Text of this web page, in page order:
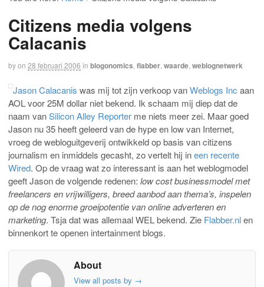
Citizens media volgens
Calacanis
byon 28 februari 2006 in blogonomics flabber waarde weblognetwerk
Jason Calacanis was mij tot zijn verkoop vanWeblogs Inc aan
AOL voor 25M dollar niet bekend. Ik schaam mij diep dat de
naam vanSilicon Alley Reporter me niets meer zei. Maar goed
Jason nu 35 heeft geleerd van de hype en low van Internet,
vroeg de webloguitgeverij ontwikkeld op basis van citizens
journalism en inmiddels gecasht, zo vertelt hij ineen recente
Wired. Op de vraag wat zo interessant is aan het weblogmodel
geeft Jason de volgende redenen: low cost businessmodel met
freelancers en vrijwilligers, breed aanbod aan thema’s, inspelen
op de nog enorme groeipotentie van online adverteren en
marketing. Tsja dat was allemaal WEL bekend. Zie Flabber.nlen
binnenkort te openen intertainment blogs.
About
View all posts by →